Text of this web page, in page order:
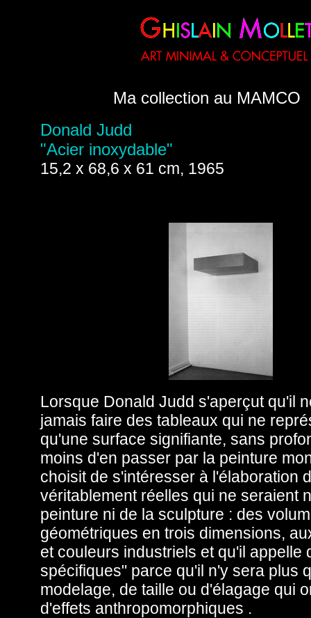
Ma collection au MAMCO
Donald Judd
"Acier inoxydable"
15,2 x 68,6 x 61 cm, 1965
Lorsque Donald Judd s'aperçut qu'il
jamais faire des tableaux qui ne
qu'une surface signifiante, sans
moins d'en passer par la peinture
choisit de s'intéresser à l'élaboration
véritablement réelles qui ne seraient
peinture ni de la sculpture : des
géométriques en trois dimensions,
et couleurs industriels et qu'il appelle
spécifiques" parce qu'il n'y sera plus
modelage, de taille ou d'élagage qui
d'effets anthropomorphiques .